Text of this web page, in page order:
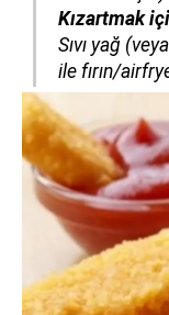
Kızartmak
Sıvı yağ
ile fırın/